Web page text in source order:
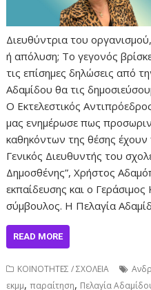
Διευθύντρια του
ή απόλυση; Το γεγονός
τις επίσημες δηλώσεις από
Αδαμίδου θα τις
Ο Εκτελεστικός
μας ενημέρωσε πως
καθηκόντων της θέσης
Γενικός Διευθυντής του
Δημοσθένης”, Χρήστος
εκπαίδευσης και ο Γεράσιμος
σύμβουλος. Η Πελαγία
READ MORE
ΚΟΙΝΟΤΗΤΕΣ / ΣΧΟΛΕΙΑ
εκμμ,παραίτηση, Πελαγία